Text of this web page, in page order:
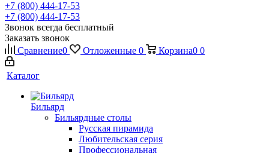
+7 (800) 444-17-53
+7 (800) 444-17-53
Звонок всегда бесплатный
Заказать звонок
Сравнение0 Отложенные 0 Корзина0 0
Каталог
Бильярд
Бильярдные столы
Русская пирамида
Любительская серия
Профессиональная